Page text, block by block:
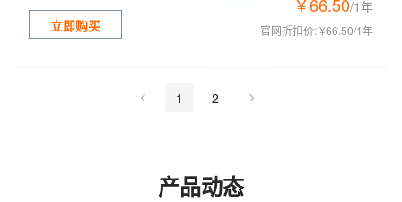
立即购买
/1年
官网折扣价:¥66.50/1年
1 2
产品动态